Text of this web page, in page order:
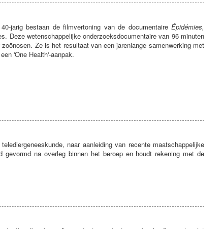
jarig bestaan de filmvertoning van de documentaire Épidémies,
Deze wetenschappelijke onderzoeksdocumentaire van 96 minuten
Ze is het resultaat van een jarenlange samenwerking met
'One Health'-aanpak.
naar aanleiding van recente maatschappelijke
na overleg binnen het beroep en houdt rekening met de